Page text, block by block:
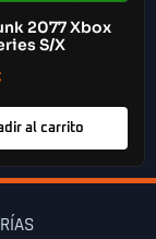
2077 Xbox
S/X
al carrito